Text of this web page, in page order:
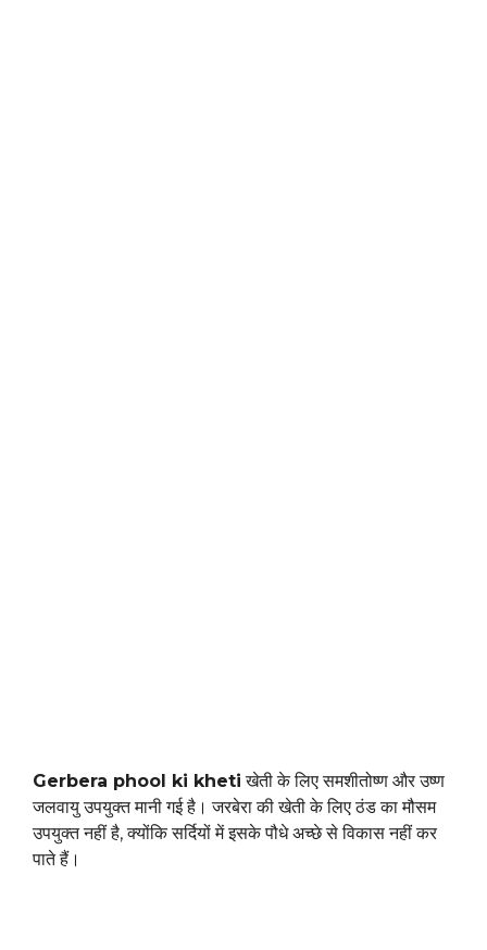
Gerbera phool ki kheti खेती के लिए समशीतोष्ण और उष्ण
जलवायु उपयुक्त मानी गई है। जरबेरा की खेती के लिए ठंड का मौसम
उपयुक्त नहीं है, क्योंकि सर्दियों में इसके पौधे अच्छे से विकास नहीं कर
पाते हैं।